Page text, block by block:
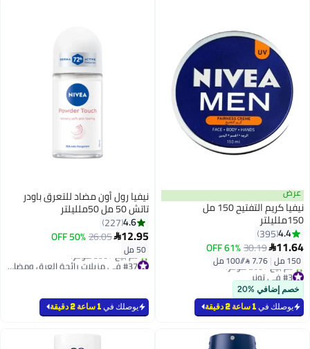
عرض
نيفيا كريم التفتيح 150 مل
150ملليلتر
4.4
395
11.64
30.19
61% OFF
150 مل |
#3 في تونر
بتخلّص بسرعة
تم بيع +260 مؤخرًا
#3 في تونر
خصم إضافي %20
يوصلك في 1 ساعة 2 دقيقة
نيفيا رول أون مضاد للتعرق باودر
تاتش 50 مل 50ملليلتر
4.6
227
12.95
26.05
50% OFF
50 مل
#37 في مزيلات رائحة العرق ومضادات التعرق
بتخلّص بسرعة
يوصلك في 1 ساعة 2 دقيقة